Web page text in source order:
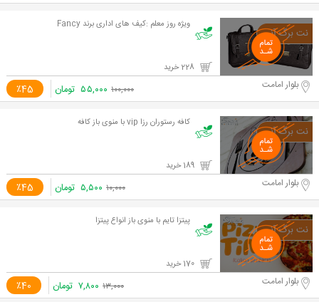
ویژه روز معلم :کیف های اداری برند Fancy
٪45 بلوار امامت ۱۰۰,۰۰۰ ۵۵,۰۰۰ تومان
کافه رستوران رزا vip با منوی باز کافه
٪45 بلوار امامت ۱۰,۰۰۰ ۵,۵۰۰ تومان
پیتزا تایم با منوی باز انواع پیتزا
٪40 بلوار امامت ۱۳,۰۰۰ ۷,۸۰۰ تومان